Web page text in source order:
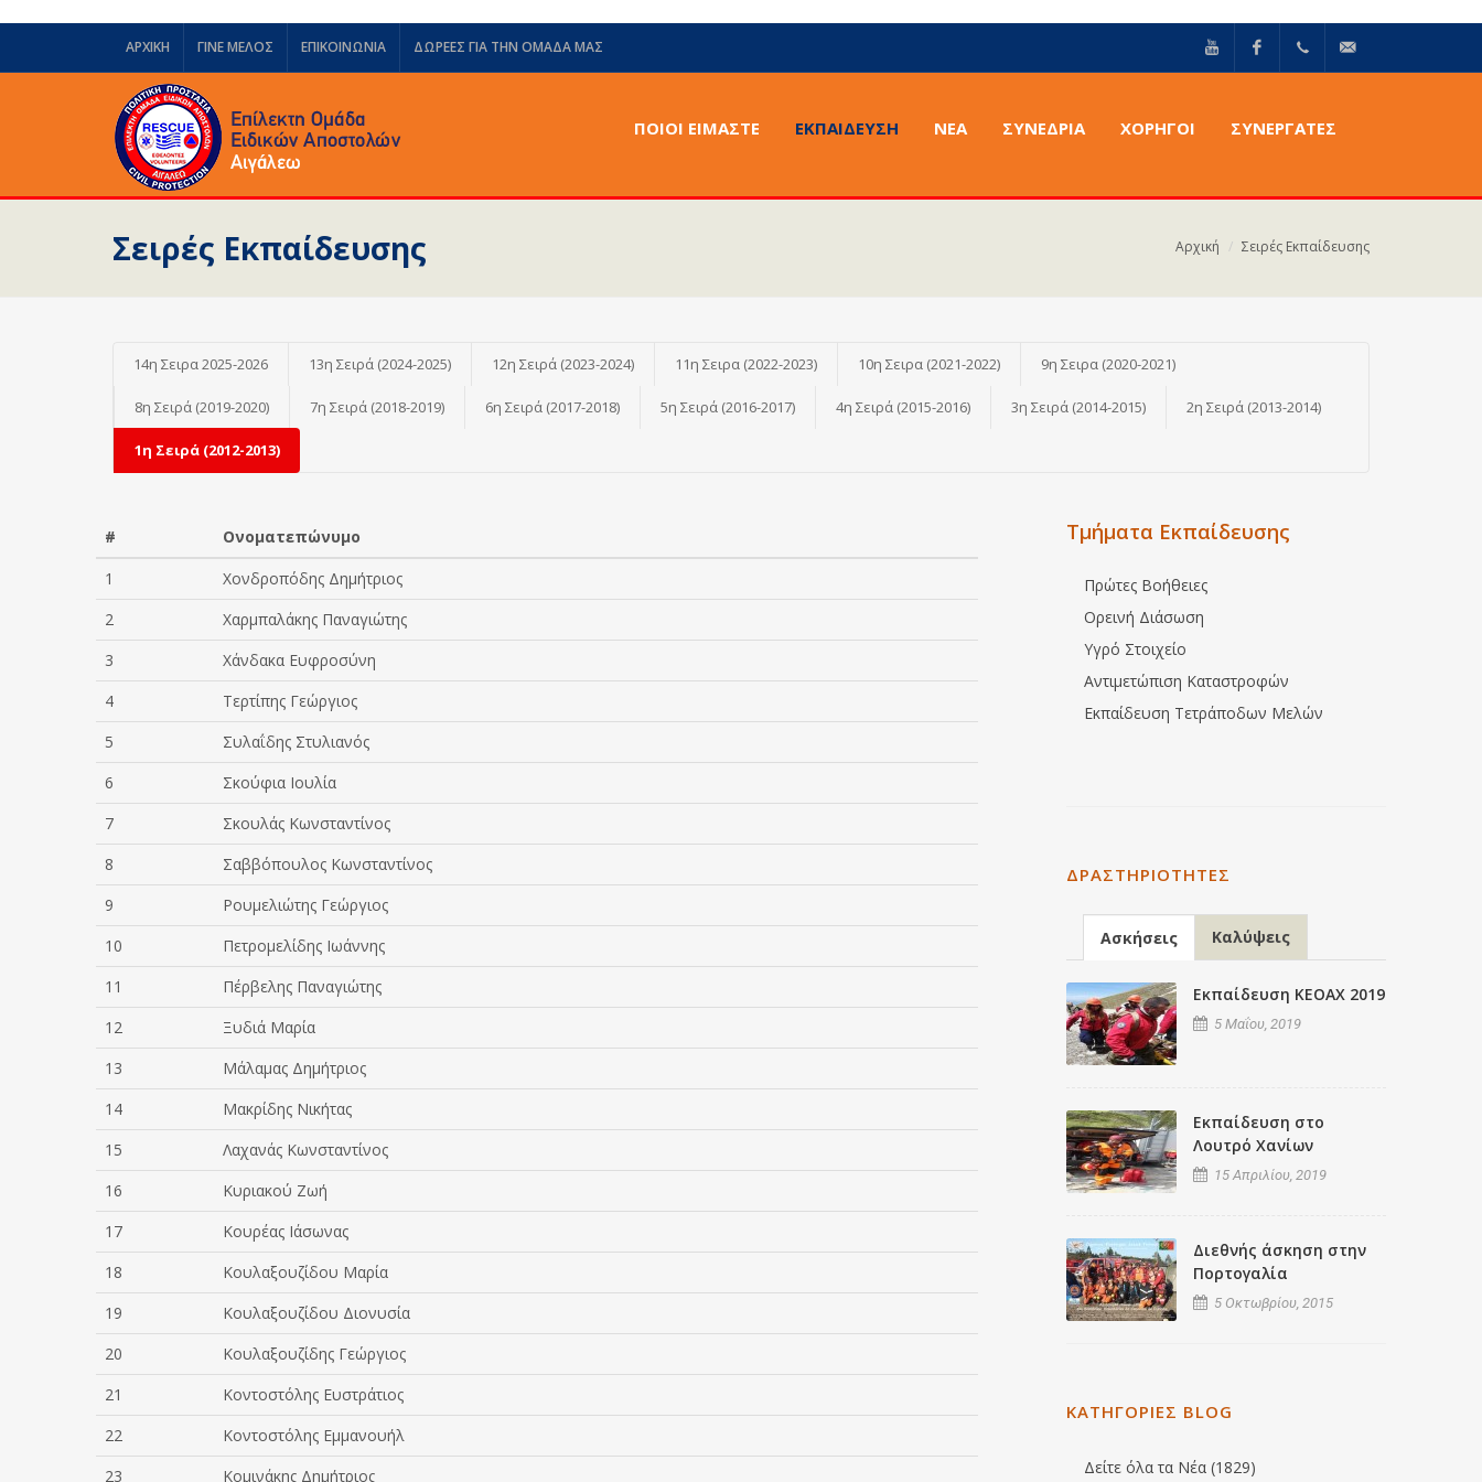
ΑΡΧΙΚΗ ΓΙΝΕ ΜΕΛΟΣ ΕΠΙΚΟΙΝΩΝΙΑ ΔΩΡΕΈΣ ΓΙΑ ΤΗΝ ΟΜΆΔΑ ΜΑΣ
ΠΟΙΟΙ ΕΙΜΑΣΤΕ ΕΚΠΑΙΔΕΥΣΗ ΝΈΑ ΣΥΝΈΔΡΙΑ ΧΟΡΗΓΟΙ ΣΥΝΕΡΓΑΤΕΣ
Σειρές Εκπαίδευσης Αρχική Σειρές Εκπαίδευσης
14η Σειρα 2025-2026 13η Σειρά (2024-2025) 12η Σειρά (2023-2024) 11η Σειρα (2022-2023) 10η Σειρα (2021-2022) 9η Σειρα (2020-2021)
8η Σειρά (2019-2020) 7η Σειρά (2018-2019) 6η Σειρά (2017-2018) 5η Σειρά (2016-2017) 4η Σειρά (2015-2016) 3η Σειρά (2014-2015) 2η Σειρά (2013-2014)
1η Σειρά (2012-2013)
#
Ονοματεπώνυμο
1
Χονδροπόδης Δημήτριος
2
Χαρμπαλάκης Παναγιώτης
3
Χάνδακα Ευφροσύνη
4
Τερτίπης Γεώργιος
5
Συλαΐδης Στυλιανός
6
Σκούφια Ιουλία
7
Σκουλάς Κωνσταντίνος
8
Σαββόπουλος Κωνσταντίνος
9
Ρουμελιώτης Γεώργιος
10
Πετρομελίδης Ιωάννης
11
Πέρβελης Παναγιώτης
12
Ξυδιά Μαρία
13
Μάλαμας Δημήτριος
14
Μακρίδης Νικήτας
15
Λαχανάς Κωνσταντίνος
16
Κυριακού Ζωή
17
Κουρέας Ιάσωνας
18
Κουλαξουζίδου Μαρία
19
Κουλαξουζίδου Διονυσία
20
Κουλαξουζίδης Γεώργιος
21
Κοντοστόλης Ευστράτιος
22
Κοντοστόλης Εμμανουήλ
23
Κομινάκης Δημήτριος
Τμήματα Εκπαίδευσης
Πρώτες Βοήθειες
Ορεινή Διάσωση
Υγρό Στοιχείο
Αντιμετώπιση Καταστροφών
Εκπαίδευση Τετράποδων Μελών
ΔΡΑΣΤΗΡΙΌΤΗΤΕΣ
Ασκήσεις Καλύψεις
Εκπαίδευση ΚΕΟΑΧ 2019
5 Μαΐου, 2019
Εκπαίδευση στο
Λουτρό Χανίων
15 Απριλίου, 2019
Διεθνής άσκηση στην
Πορτογαλία
5 Οκτωβρίου, 2015
ΚΑΤΗΓΟΡΙΕΣ BLOG
Δείτε όλα τα Νέα (1829)